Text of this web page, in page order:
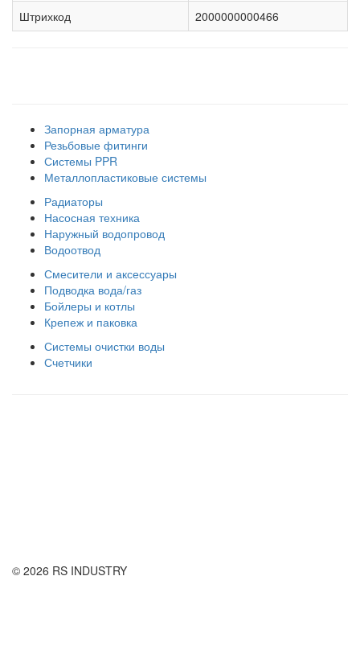
Штрихкод
2000000000466
Запорная арматура
Резьбовые фитинги
Системы PPR
Металлопластиковые системы
Радиаторы
Насосная техника
Наружный водопровод
Водоотвод
Смесители и аксессуары
Подводка вода/газ
Бойлеры и котлы
Крепеж и паковка
Системы очистки воды
Счетчики
© 2026 RS INDUSTRY